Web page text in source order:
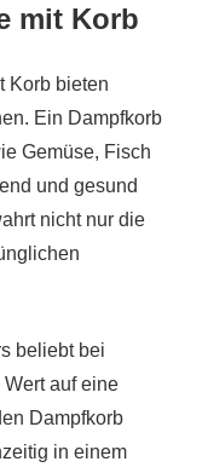
mit Korb
Korb bieten
Ein Dampfkorb
Gemüse, Fisch
und gesund
nicht nur die
beliebt bei
auf eine
Dampfkorb
in einem